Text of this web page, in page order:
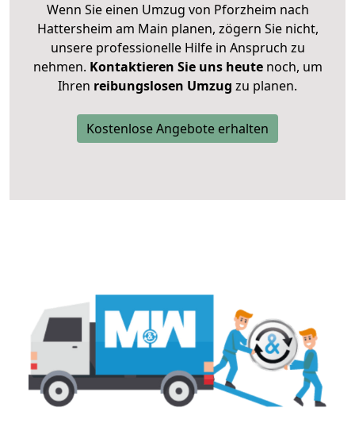
Wenn Sie einen Umzug von Pforzheim nach
Hattersheim am Main planen, zögern Sie nicht,
unsere professionelle Hilfe in Anspruch zu
nehmen. Kontaktieren Sie uns heutenoch, um
Ihren reibungslosen Umzug zu planen.
Kostenlose Angebote erhalten